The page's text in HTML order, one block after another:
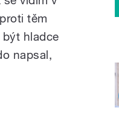
těm
být hladce
napsal,